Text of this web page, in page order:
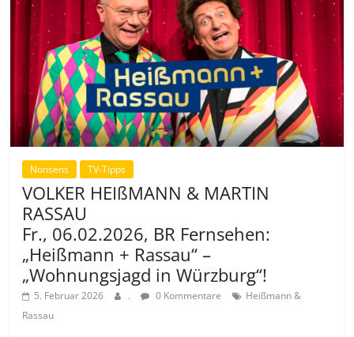
Nonsens TV-Tipps
VOLKER HEIßMANN & MARTIN
RASSAU
Fr., 06.02.2026, BR Fernsehen:
„Heißmann + Rassau“ –
„Wohnungsjagd in Würzburg“!
5. Februar 2026 . 0 Kommentare
Heißmann &
Rassau